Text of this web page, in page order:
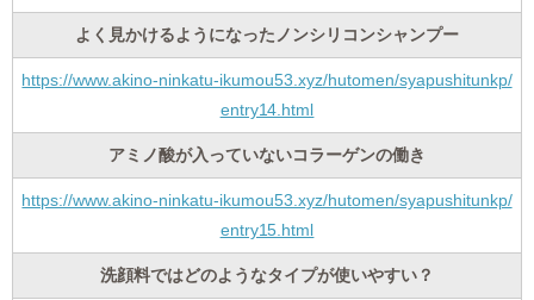
よく見かけるようになったノンシリコンシャンプー
https://www.akino-ninkatu-ikumou53.xyz/hutomen/syapushitunkp/
entry14.html
アミノ酸が入っていないコラーゲンの働き
https://www.akino-ninkatu-ikumou53.xyz/hutomen/syapushitunkp/
entry15.html
洗顔料ではどのようなタイプが使いやすい？